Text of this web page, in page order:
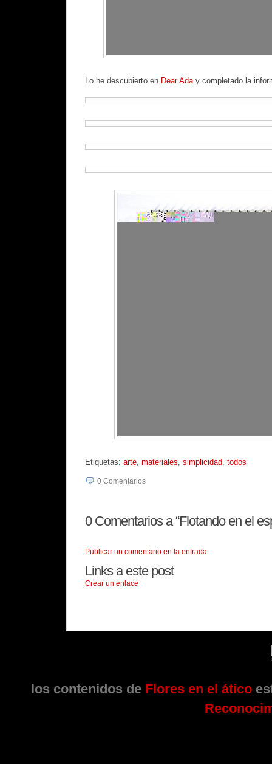
Lo he descubierto en Dear Aday completado la
Etiquetas: arte materiales simplicidad todos
0 Comentarios
0Comentarios a “Flotando en el
Publicar un comentario en la entrada
Links a este post
Crear un enlace
los contenidos de Flores en el ático